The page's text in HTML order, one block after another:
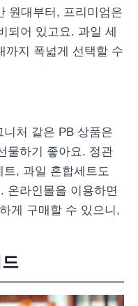
원대부터, 프리미엄은
되어 있고요. 과일 세
까지 폭넓게 선택할 수
처 같은 PB 상품은
물하기 좋아요. 정관
, 과일 혼합세트도
온라인몰을 이용하면
게 구매할 수 있으니,